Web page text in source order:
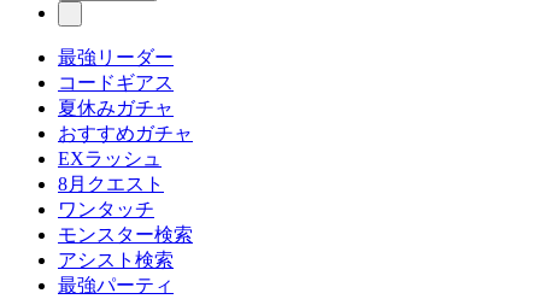
最強リーダー
コードギアス
夏休みガチャ
おすすめガチャ
EXラッシュ
8月クエスト
ワンタッチ
モンスター検索
アシスト検索
最強パーティ